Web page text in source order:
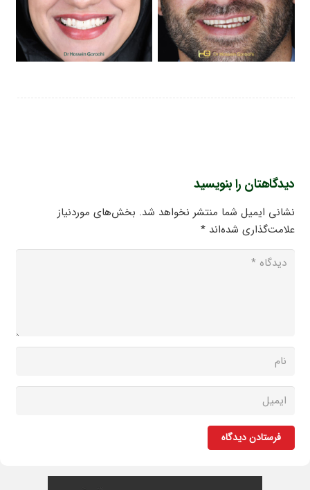
دیدگاهتان را بنویسید
نشانی ایمیل شما منتشر نخواهد شد. بخش‌های موردنیاز
علامت‌گذاری شده‌اند*
فرستادن دیدگاه